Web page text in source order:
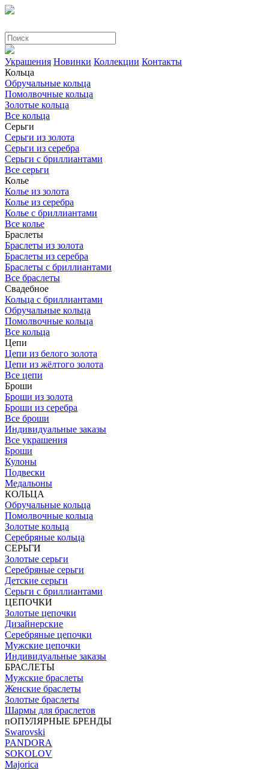
Украшения Новинки Коллекции Контакты
Кольца
Обручальные кольца
Помолвочные кольца
Золотые кольца
Все кольца
Серьги
Серьги из золота
Серьги из серебра
Серьги с бриллиантами
Все серьги
Колье
Колье из золота
Колье из серебра
Колье с бриллиантами
Все колье
Браслеты
Браслеты из золота
Браслеты из серебра
Браслеты с бриллиантами
Все браслеты
Свадебное
Кольца с бриллиантами
Обручальные кольца
Помолвочные кольца
Все кольца
Цепи
Цепи из белого золота
Цепи из жёлтого золота
Все цепи
Броши
Броши из золота
Броши из серебра
Все броши
Индивидуальные заказы
Все украшения
Броши
Кулоны
Подвески
Медальоны
КОЛЬЦА
Обручальные кольца
Помолвочные кольца
Золотые кольца
Серебряные кольца
СЕРЬГИ
Золотые серьги
Серебряные серьги
Детские серьги
Серьги с бриллиантами
ЦЕПОЧКИ
Золотые цепочки
Дизайнерские
Серебряные цепочки
Мужские цепочки
Индивидуальные заказы
БРАСЛЕТЫ
Мужские браслеты
Женские браслеты
Золотые браслеты
Шармы для браслетов
пОПУЛЯРНЫЕ БРЕНДЫ
Swarovski
PANDORA
SOKOLOV
Majorica